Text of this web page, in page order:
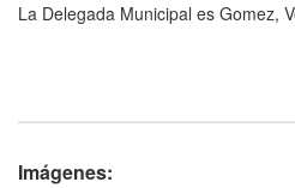
La Delegada Municipal es Gomez,
Imágenes: